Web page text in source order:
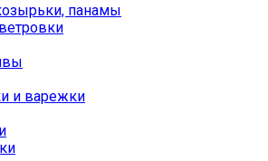
панамы
и варежки